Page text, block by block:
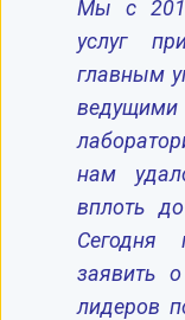
Мы с
услуг
главным
нам
вплоть
заявить
лидеров